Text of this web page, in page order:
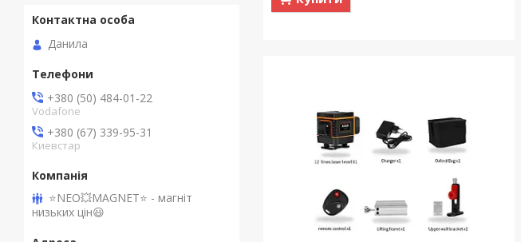
Данила
+380 (50) 484-01-22
Vodafone
+380 (67) 339-95-31
Киевстар
⭐NEO💥MAGNET⭐ - магніт
низьких цін😃